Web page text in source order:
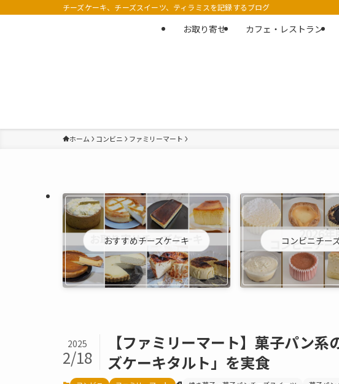
チーズケーキ、チーズスイーツ、ティラミスを記録するブログ
お取り寄せ カフェ・レストラン
ホーム コンビニ ファミリーマート
おすすめチーズケーキ コンビニチー
【ファミリーマート】菓子パン
ズケーキタルト」を実食
2025
2/18